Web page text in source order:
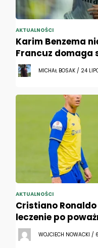
AKTUALNOŚCI
Karim Benzema
Francuz domaga
MICHAŁ BOSAK / 24
AKTUALNOŚCI
Cristiano
leczenie po
WOJCIECH NOWACKI /